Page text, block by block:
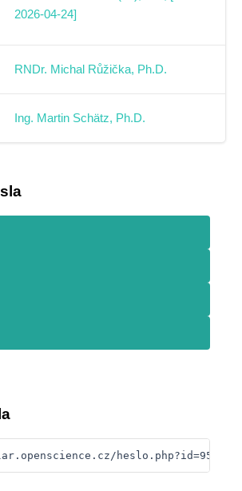
2026-04-24]
RNDr. Michal Růžička, Ph.D.
Ing. Martin Schätz, Ph.D.
heslo.php?id=95